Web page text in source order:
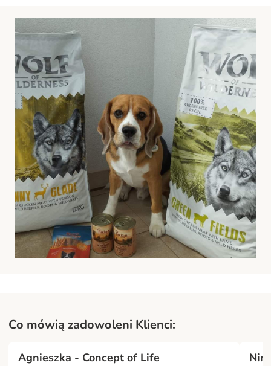
Co mówią zadowoleni Klienci:
Agnieszka - Concept of Life